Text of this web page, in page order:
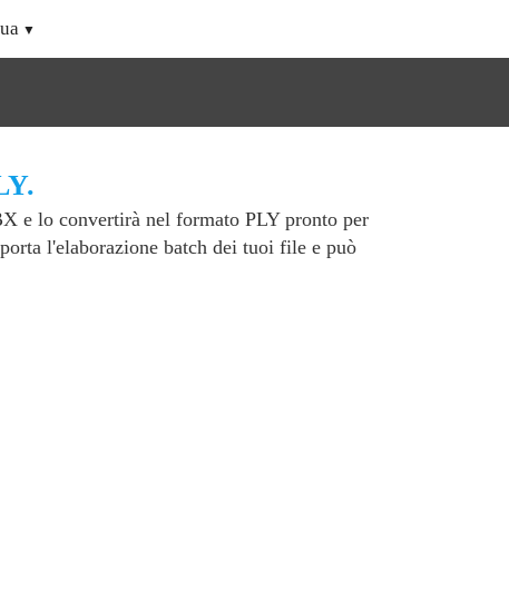
e lo convertirà nel formato PLY pronto per
l'elaborazione batch dei tuoi file e può